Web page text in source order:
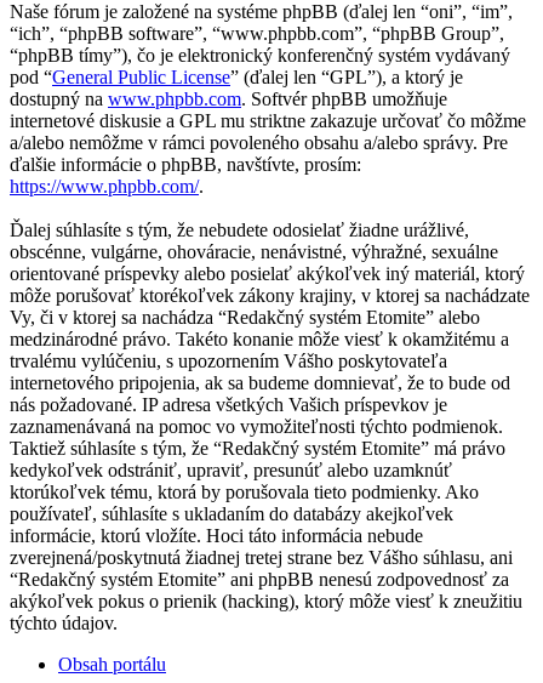
Naše fórum je založené na systéme phpBB (ďalej len “oni”, “im”,
“ich”, “phpBB software”, “www.phpbb.com”, “phpBB Group”,
“phpBB tímy”), čo je elektronický konferenčný systém vydávaný
pod “General Public License” (ďalej len “GPL”), a ktorý je
dostupný na www.phpbb.com. Softvér phpBB umožňuje
internetové diskusie a GPL mu striktne zakazuje určovať čo môžme
a/alebo nemôžme v rámci povoleného obsahu a/alebo správy. Pre
ďalšie informácie o phpBB, navštívte, prosím:
https://www.phpbb.com/.
Ďalej súhlasíte s tým, že nebudete odosielať žiadne urážlivé,
obscénne, vulgárne, ohováracie, nenávistné, výhražné, sexuálne
orientované príspevky alebo posielať akýkoľvek iný materiál, ktorý
môže porušovať ktorékoľvek zákony krajiny, v ktorej sa nachádzate
Vy, či v ktorej sa nachádza “Redakčný systém Etomite” alebo
medzinárodné právo. Takéto konanie môže viesť k okamžitému a
trvalému vylúčeniu, s upozornením Vášho poskytovateľa
internetového pripojenia, ak sa budeme domnievať, že to bude od
nás požadované. IP adresa všetkých Vašich príspevkov je
zaznamenávaná na pomoc vo vymožiteľnosti týchto podmienok.
Taktiež súhlasíte s tým, že “Redakčný systém Etomite” má právo
kedykoľvek odstrániť, upraviť, presunúť alebo uzamknúť
ktorúkoľvek tému, ktorá by porušovala tieto podmienky. Ako
používateľ, súhlasíte s ukladaním do databázy akejkoľvek
informácie, ktorú vložíte. Hoci táto informácia nebude
zverejnená/poskytnutá žiadnej tretej strane bez Vášho súhlasu, ani
“Redakčný systém Etomite” ani phpBB nenesú zodpovednosť za
akýkoľvek pokus o prienik (hacking), ktorý môže viesť k zneužitiu
týchto údajov.
Obsah portálu